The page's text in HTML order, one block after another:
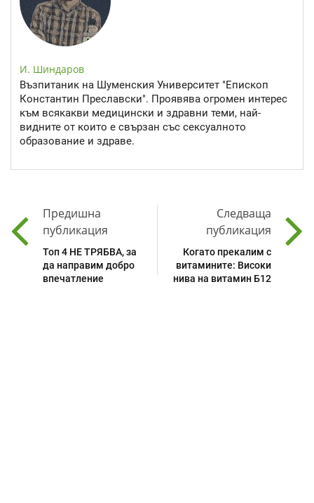
И. Шиндаров
Възпитаник на Шуменския Университет "Епископ
Константин Преславски". Проявява огромен интерес
към всякакви медицински и здравни теми, най-
видните от които е свързан със сексуалното
образование и здраве.
Предишна
публикация
Топ 4 НЕ ТРЯБВА, за
да направим добро
впечатление
Следваща
публикация
Когато прекалим с
витамините: Високи
нива на витамин Б12